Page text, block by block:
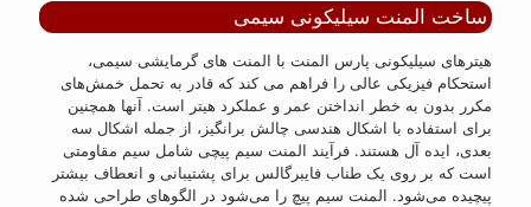
ساخت المنت سیلیکونی سیمی
هیترهای سیلیکونی پارس المنت با المنت های گرمایشی سیمی،
استحکام فیزیکی عالی را فراهم می کند که قادر به تحمل خمش‌های
مکرر بدون به خطر انداختن عمر و عملکرد هیتر است. آنها همچنین
برای استفاده با اشکال هندسی چالش برانگیز، از جمله اشکال سه
بعدی، ایده آل هستند. فرآیند المنت سیم پیچی شامل سیم مقاومتی
است که بر روی یک طناب فایبرگالس برای پشتیبانی و انعطاف بیشتر
پیچیده می‌شود. المنت سیم پیچ را می‌شود در الگوهای طراحی شده